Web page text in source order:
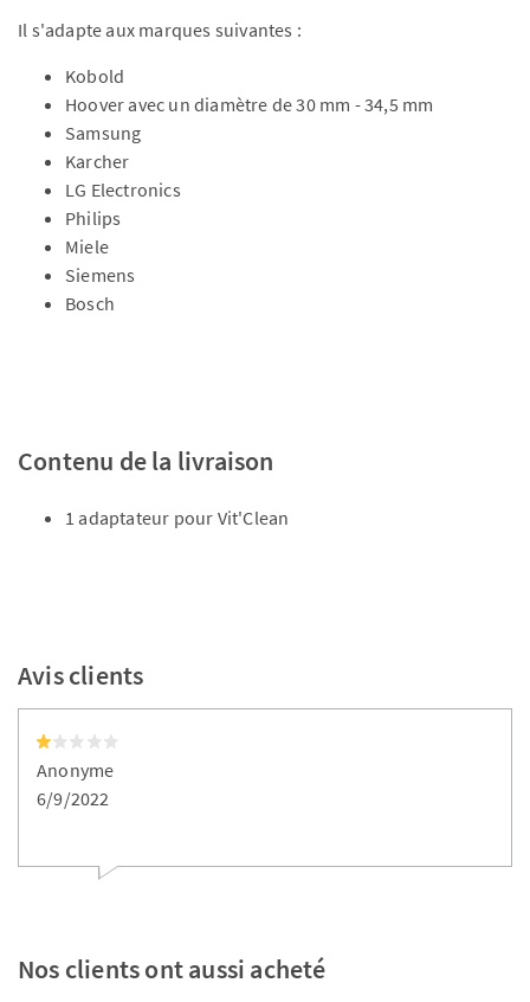
Il s'adapte aux marques suivantes :
Kobold
Hoover avec un diamètre de 30 mm - 34,5 mm
Samsung
Karcher
LG Electronics
Philips
Miele
Siemens
Bosch
Contenu de la livraison
1 adaptateur pour Vit'Clean
Avis clients
Anonyme
6/9/2022
Nos clients ont aussi acheté